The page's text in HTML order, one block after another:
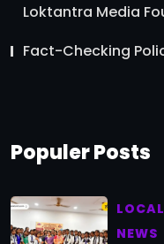
Loktantra Media
Fact-Checking
Populer Posts
LOCAL
NEWS